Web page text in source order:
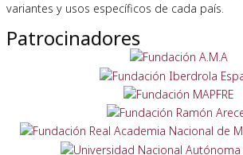
variantes y usos específicos de cada país.
Patrocinadores